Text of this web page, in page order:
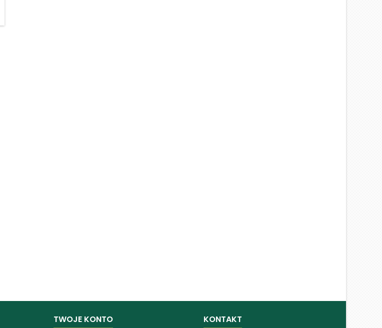
TWOJE KONTO KONTAKT